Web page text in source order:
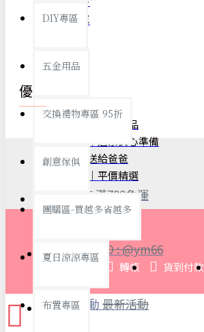
全館限時 滿799免運
聯絡我們 ID : @ym66
優惠活動 最新活動
旅行收納
汽機車用品
DIY專區
五金用品
交換禮物專區 95折
創意傢俱
團購區-買越多省越多
夏日涼涼專區
布置專區
我的訂單
優惠訊息
開學季｜新學期用品
防颱備品｜居家安心準備
父親節｜送給爸爸
銅板好物｜平價精選
轉帳 貨到付款